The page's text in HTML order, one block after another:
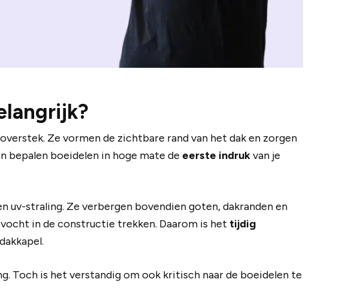
Ze vormen de zichtbare rand van het dak en zorgen
bepalen boeidelen in hoge mate de eerste indrukvan je
uv-straling. Ze verbergen bovendien goten, dakranden en
in de constructie trekken. Daarom is het tijdig
Toch is het verstandig om ook kritisch naar de boeidelen te